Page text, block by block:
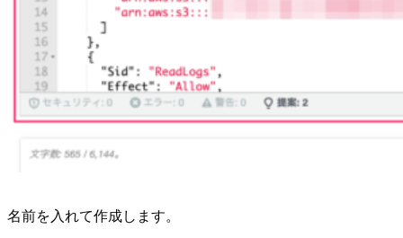
名前を入れて作成します。